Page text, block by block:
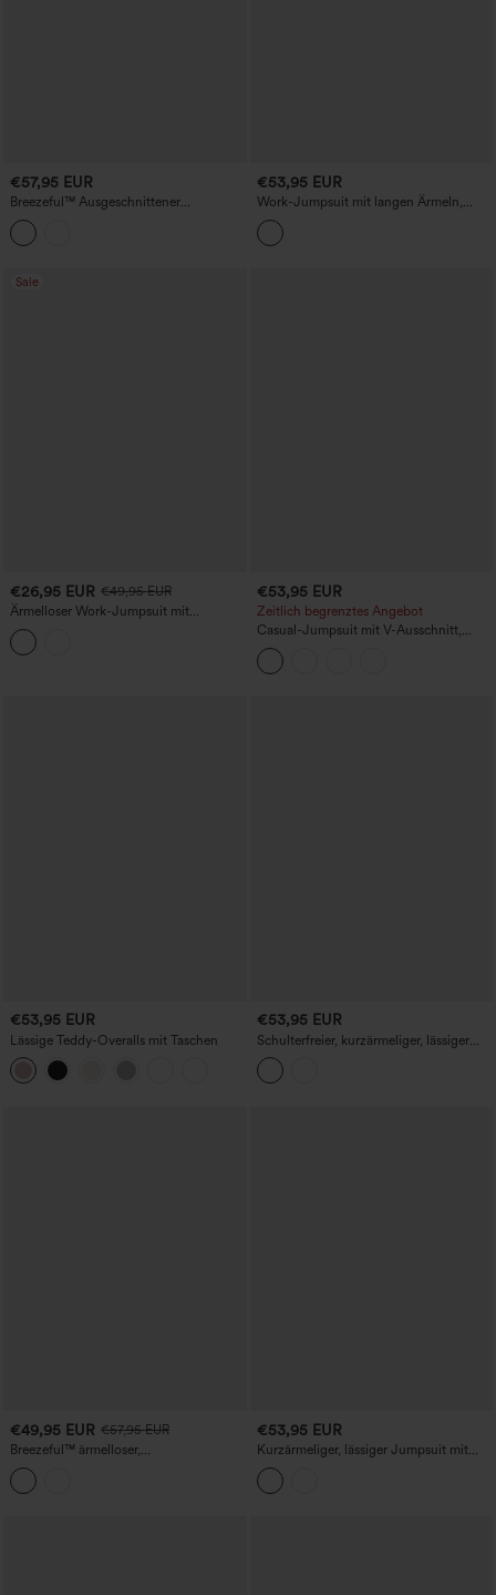
€57,95 EUR
Breezeful™ Ausgeschnittener
Schnelltrocknender Yoga-Einteiler mit
Taschen-Easy Peezy Edition
€53,95 EUR
Work-Jumpsuit mit langen Ärmeln,
Kordelzug, weitem Bein und Taschen
Sale
€26,95 EUR €49,95 EUR
Ärmelloser Work-Jumpsuit mit
Stehkragen (Mock-neck),
Reißverschluss, weitem Bein und
Taschen
€53,95 EUR
Zeitlich begrenztes Angebot
Casual-Jumpsuit mit V-Ausschnitt,
langen Ärmeln, Taschen und weitem
Bein
€53,95 EUR
Lässige Teddy-Overalls mit Taschen
€53,95 EUR
Schulterfreier, kurzärmeliger, lässiger
Jumpsuit mit integriertem BH und
Taschen – Easy-Peezy-Edition
€49,95 EUR €57,95 EUR
Breezeful™ ärmelloser,
schnelltrocknender Jumpsuit mit
Taschen – Easy-Peezy-Edition
€53,95 EUR
Kurzärmeliger, lässiger Jumpsuit mit
Taschen